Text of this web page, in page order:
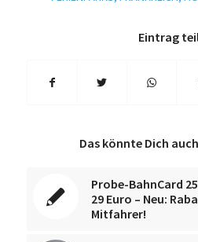
Eintrag
Das könnte Dich
Probe-BahnCard
29 Euro – Neu:
Mitfahrer!